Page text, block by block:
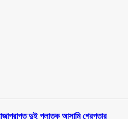
দুই পলাতক আসামি গ্রেপ্তার